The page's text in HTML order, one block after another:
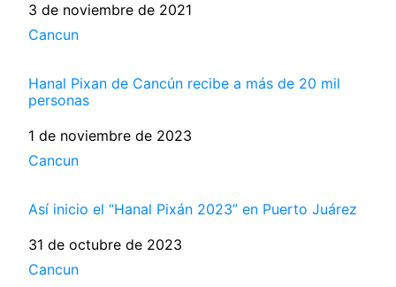
Fecha
3 de noviembre de 2021
Respecto a
Cancun
Hanal Pixan de Cancún recibe a más de 20 mil
personas
Fecha
1 de noviembre de 2023
Respecto a
Cancun
Así inicio el “Hanal Pixán 2023” en Puerto Juárez
Fecha
31 de octubre de 2023
Respecto a
Cancun